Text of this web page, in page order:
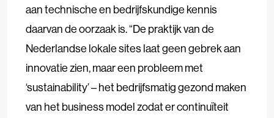
aan technische en bedrijfskundige kennis
daarvan de oorzaak is. “De praktijk van de
Nederlandse lokale sites laat geen gebrek aan
innovatie zien, maar een probleem met
‘sustainability’ – het bedrijfsmatig gezond maken
van het business model zodat er continuïteit